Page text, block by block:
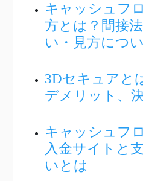
キャッシュフ
方とは？間接
い・見方につ
3Dセキュアと
デメリット、
キャッシュフ
入金サイトと
いとは